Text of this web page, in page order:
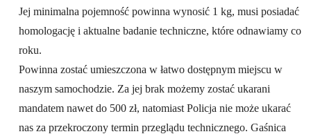
Jej minimalna pojemność powinna wynosić 1 kg, musi posiadać
homologację i aktualne badanie techniczne, które odnawiamy co
roku.
Powinna zostać umieszczona w łatwo dostępnym miejscu w
naszym samochodzie. Za jej brak możemy zostać ukarani
mandatem nawet do 500 zł, natomiast Policja nie może ukarać
nas za przekroczony termin przeglądu technicznego. Gaśnica